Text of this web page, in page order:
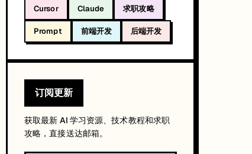
Cursor Claude 求职攻略
Prompt 前端开发 后端开发
订阅更新
获取最新 AI 学习资源、技术教程和求职
攻略，直接送达邮箱。